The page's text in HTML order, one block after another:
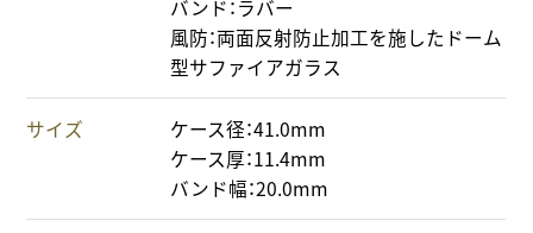
バンド：ラバー
風防：両面反射防止加工を施したドーム
型サファイアガラス
サイズ
ケース径：41.0mm
ケース厚：11.4mm
バンド幅：20.0mm